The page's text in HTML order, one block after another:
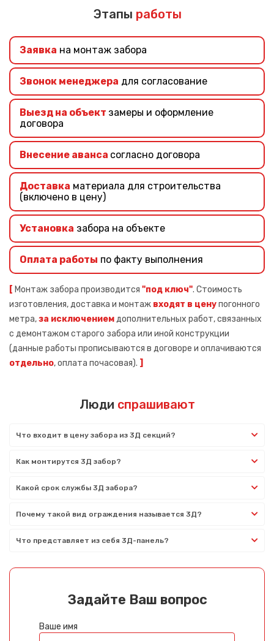
учитывая ваши требования и финансовые
Этапы работы
Заявка на монтаж забора
Звонок менеджера для согласование
Выезд на объект замеры и оформление
договора
Внесение аванса согласно договора
Доставка материала для строительства
(включено в цену)
Установка забора на объекте
Оплата работы по факту выполнения
[ Монтаж забора производится "под ключ". Стоимость
изготовления, доставка и монтаж входят в ценупогонного
метра,за исключениемдополнительных работ, связанных
с демонтажом старого забора или иной конструкции
(данные работы прописываются в договоре и оплачиваются
отдельно, оплата почасовая). ]
Люди спрашивают
Что входит в цену забора из 3Д секций?
Как монтирутся 3Д забор?
Какой срок службы 3Д забора?
Почему такой вид ограждения называется 3Д?
Что представляет из себя 3Д-панель?
Задайте Ваш вопрос
Ваше имя